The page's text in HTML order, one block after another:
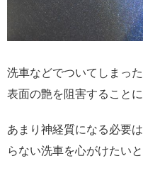
洗車などでついてしまっ
表面の艶を阻害することに
あまり神経質になる必要
らない洗車を心がけたいと